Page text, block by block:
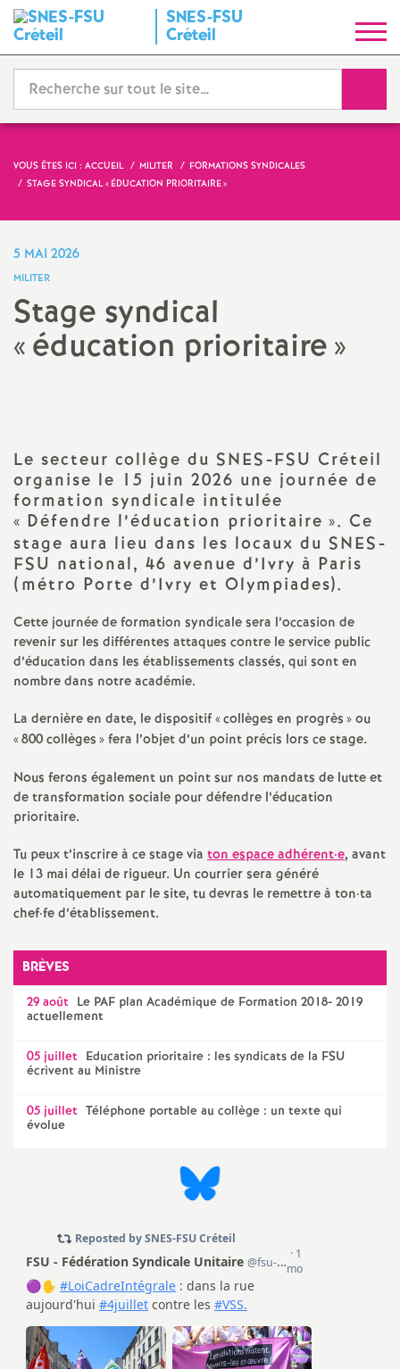
SNES-FSU
Créteil
y
n
d
i
t
a
t
i
o
n
a
l
d
e
s
E
n
s
g
m
n
VOUS ÊTES ICI : ACCUEIL MILITER
FORMATIONS SYNDICALES
STAGE SYNDICAL « ÉDUCATION PRIORITAIRE»
5 MAI 2026
MILITER
Stage syndical
«éducation prioritaire»
Le secteur collège du SNES-FSU Créteil
organise le 15 juin 2026 une journée de
formation syndicale intitulée
« Défendre l’éducation prioritaire ». Ce
stage aura lieu dans les locaux du SNES-
FSU national, 46 avenue d’Ivry à Paris
(métro Porte d’Ivry et Olympiades).
Cette journée de formation syndicale sera l’occasion de
revenir sur les différentes attaques contre le service public
d’éducation dans les établissements classés, qui sont en
nombre dans notre académie.
La dernière en date, le dispositif «collèges en progrès» ou
«800 collèges» fera l’objet d’un point précis lors ce stage.
Nous ferons également un point sur nos mandats de lutte et
de transformation sociale pour défendre l’éducation
prioritaire.
Tu peux t’inscrire à ce stage via ton espace adhérent·e, avant
le 13 mai délai de rigueur. Un courrier sera généré
automatiquement par le site, tu devras le remettre à ton·ta
chef·fe d’établissement.
BRÈVES
29 août Le PAF plan Académique de Formation 2018- 2019
actuellement
05 juillet Education prioritaire : les syndicats de la FSU
écrivent au Ministre
05 juillet Téléphone portable au collège : un texte qui
évolue